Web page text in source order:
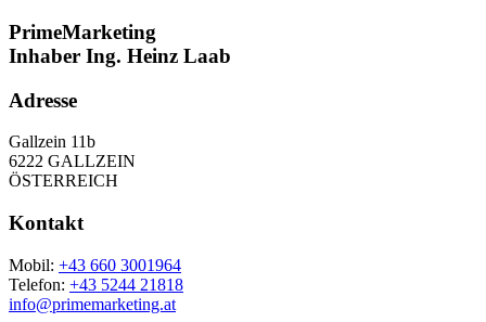
PrimeMarketing
Inhaber Ing. Heinz Laab
Adresse
Gallzein 11b
6222 GALLZEIN
ÖSTERREICH
Kontakt
Mobil: +43 660 3001964
Telefon: +43 5244 21818
info@primemarketing.at